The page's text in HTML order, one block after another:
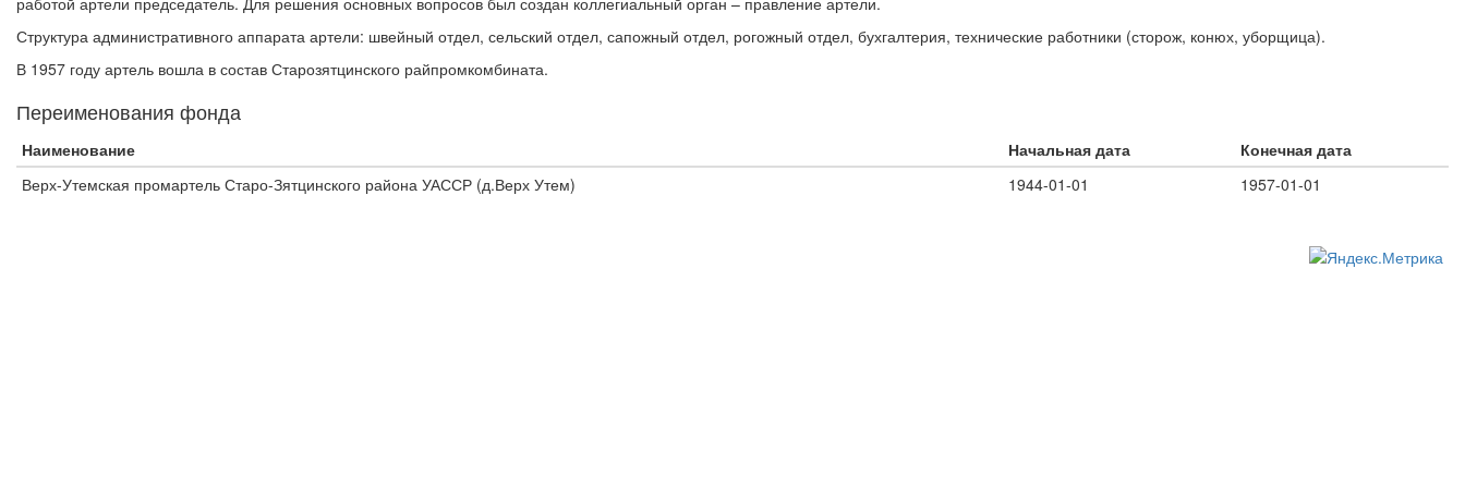
Структура административного аппарата артели: швейный отдел, сельский отдел, сапожный отдел, рогожный отдел, бухгалтерия, технические работники (сторож, конюх, уборщица).
В 1957 году артель вошла в состав Старозятцинского райпромкомбината.
Переименования фонда
Наименование Начальная дата
Конечная дата
Верх-Утемская промартель Старо-Зятцинского района УАССР (д.Верх Утем)
1944-01-01 1957-01-01